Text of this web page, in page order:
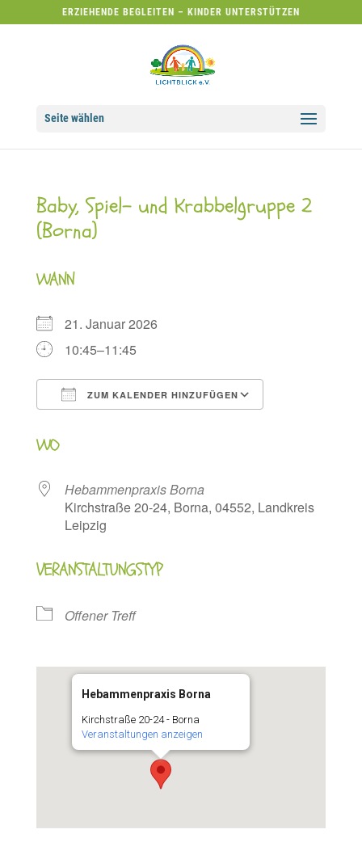
ERZIEHENDE BEGLEITEN – KINDER UNTERSTÜTZEN
Seite wählen
Baby, Spiel- und Krabbelgruppe 2
(Borna)
WANN
21. Januar 2026
10:45–11:45
ZUM KALENDER HINZUFÜGEN
WO
Hebammenpraxis Borna
Kirchstraße 20-24, Borna, 04552, Landkreis
Leipzig
VERANSTALTUNGSTYP
Offener Treff
Hebammenpraxis Borna
Kirchstraße 20-24 - Borna
Veranstaltungen anzeigen